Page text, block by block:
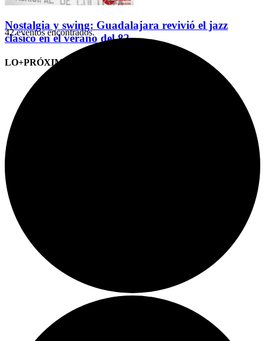
Nostalgia y swing: Guadalajara revivió el jazz
clásico en el verano del 82
LO+PRÓXIMO (CITAS)
42 eventos encontrados.